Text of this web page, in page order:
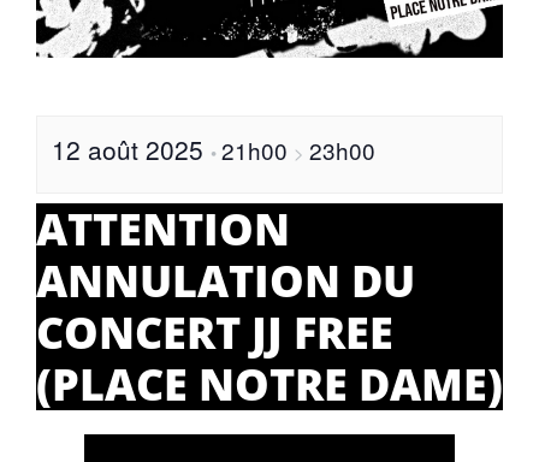
12 août 2025 •21h00 > 23h00
ATTENTION
ANNULATION DU
CONCERT JJ FREE
(PLACE NOTRE DAME)